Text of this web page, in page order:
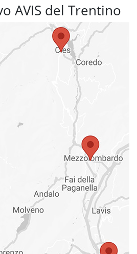
AVIS del Trentino